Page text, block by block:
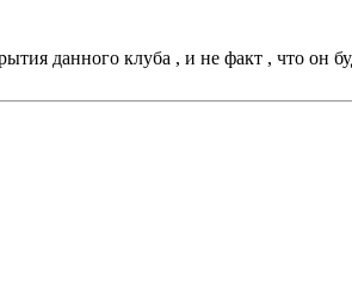
данного клуба , и не факт , что он